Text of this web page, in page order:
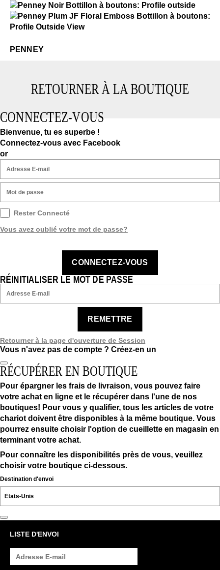
Penney
PENNEY
RETOURNER À LA BOUTIQUE
CONNECTEZ-VOUS
Bienvenue, tu es superbe !
Connectez-vous avec Facebook
or
Rester Connecté
Vous avez oublié votre mot de passe?
CONNECTEZ-VOUS
RÉINITIALISER LE MOT DE PASSE
REMETTRE
Retourner à la page d'ouverture de Session
Vous n'avez pas de compte ? Créez-en un
RÉCUPÉRER EN BOUTIQUE
Pour épargner les frais de livraison, vous pouvez faire
votre achat en ligne et le récupérer dans l'une de nos
boutiques! Pour vous y qualifier, tous les articles de votre
chariot doivent être disponibles à la même boutique. Vous
pourrez ensuite choisir l'option de cueillette en magasin en
terminant votre achat.
Pour connaître les disponibilités près de vous, veuillez
choisir votre boutique ci-dessous.
Destination d'envoi
LISTE D'ENVOI